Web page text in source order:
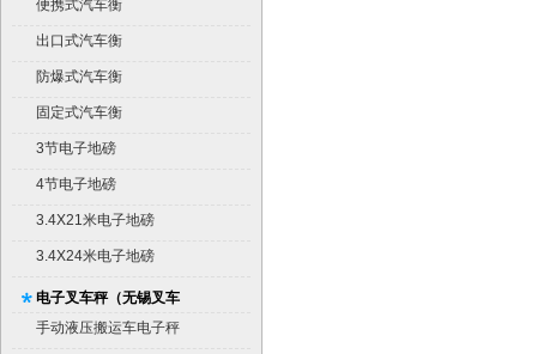
便携式汽车衡
出口式汽车衡
防爆式汽车衡
固定式汽车衡
3节电子地磅
4节电子地磅
3.4X21米电子地磅
3.4X24米电子地磅
电子叉车秤（无锡叉车
秤）
手动液压搬运车电子秤